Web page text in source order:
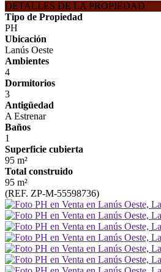
DETALLES DE LA PROPIEDAD
Tipo de Propiedad
PH
Ubicación
Lanús Oeste
Ambientes
4
Dormitorios
3
Antigüedad
A Estrenar
Baños
1
Superficie cubierta
95 m²
Total construido
95 m²
(REF. ZP-M-55598736)